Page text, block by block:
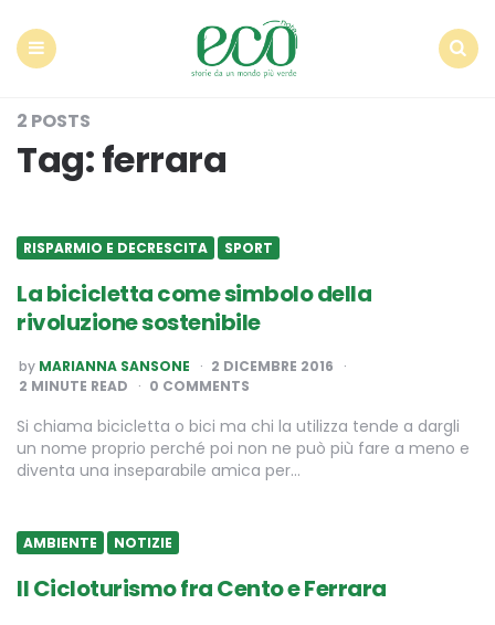
2 POSTS
Tag:ferrara
RISPARMIO E DECRESCITA SPORT
La bicicletta come simbolo della
rivoluzione sostenibile
POSTED
BY
by MARIANNA SANSONE
2 DICEMBRE 2016
2 MINUTE READ 0 COMMENTS
Si chiama bicicletta o bici ma chi la utilizza tende a dargli
un nome proprio perché poi non ne può più fare a meno e
diventa una inseparabile amica per…
AMBIENTE NOTIZIE
Il Cicloturismo fra Cento e Ferrara